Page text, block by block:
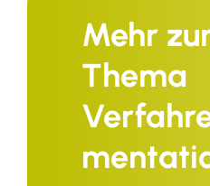
Mehr
Thema